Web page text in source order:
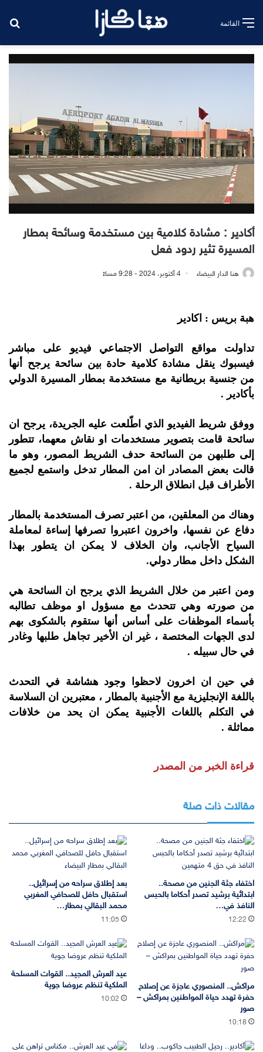
القائمة
أكادير : مشادة كلامية بين مستخدمة وسائحة بمطار
المسيرة تثير ردود فعل
هنا الدار البيضاء 4 أكتوبر، 2024 - 9:28 مساءً
هبة بريس : اكادير
تداولت مواقع التواصل الاجتماعي فيديو على مباشر
فيسبوك ينقل مشادة كلامية حادة بين سائحة يرجح أنها
من جنسية بريطانية مع مستخدمة بمطار المسيرة الدولي
بأكادير .
ووفق شريط الفيديو الذي اطّلعت عليه الجريدة، يرجح ان
سائحة قامت بتصوير مستخدمات او نقاش معهما، تتطور
إلى طلبهن من السائحة حدف الشريط المصور، وهو ما
قالت بعض المصادر ان امن المطار تدخل واستمع لجميع
الأطراف قبل انطلاق الرحلة .
وهناك من المعلقين، من اعتبر تصرف المستخدمة بالمطار
دفاع عن نفسها، واخرون اعتبروا تصرفها إساءة لمعاملة
السياح الأجانب، وان الخلاف لا يمكن ان يتطور بهذا
الشكل داخل مطار دولي.
ومن اعتبر من خلال الشريط الذي يرجح ان السائحة هي
من صورته وهي تتحدث مع مسؤول او موظف تطالبه
بأسماء الموظفات على أساس أنها ستقوم بالشكوى بهم
لدى الجهات المختصة ، غير ان الأخير تجاهل طلبها وغادر
في حال سبيله .
في حين ان اخرون لاحظوا وجود هشاشة في التحدث
باللغة الإنجليزية مع الأجنبية بالمطار ، معتبرين ان السلاسة
في التكلم باللغات الأجنبية يمكن ان يحد من خلافات
مماثلة .
قراءة الخبر من المصدر
مقالات ذات صلة
اختفاء جثة الجنين من مصحة..
ابتدائية برشيد تصدر أحكاما بالحبس
النافذ في…
12:22
بعد إطلاق سراحه من إسرائيل..
استقبال حافل للصحافي المغربي
محمد البقالي بمطار…
11:05
مراكش.. المنصوري عاجزة عن إصلاح
حفرة تهدد حياة المواطنين بمراكش –
صور
10:18
عيد العرش المجيد.. القوات المسلحة
الملكية تنظم عروضا جوية
10:02